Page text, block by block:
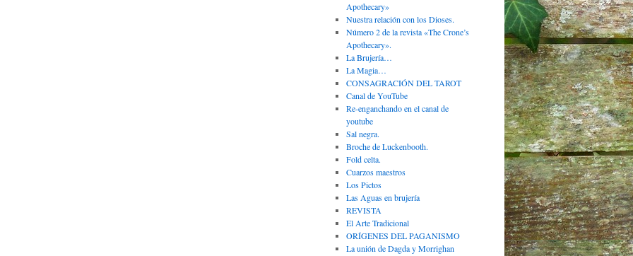
Apothecary»
Nuestra relación con los Dioses.
Número 2 de la revista «The Crone’s
Apothecary».
La Brujería…
La Magia…
CONSAGRACIÓN DEL TAROT
Canal de YouTube
Re-enganchando en el canal de
youtube
Sal negra.
Broche de Luckenbooth.
Fold celta.
Cuarzos maestros
Los Pictos
Las Aguas en brujería
REVISTA
El Arte Tradicional
ORÍGENES DEL PAGANISMO
La unión de Dagda y Morrighan